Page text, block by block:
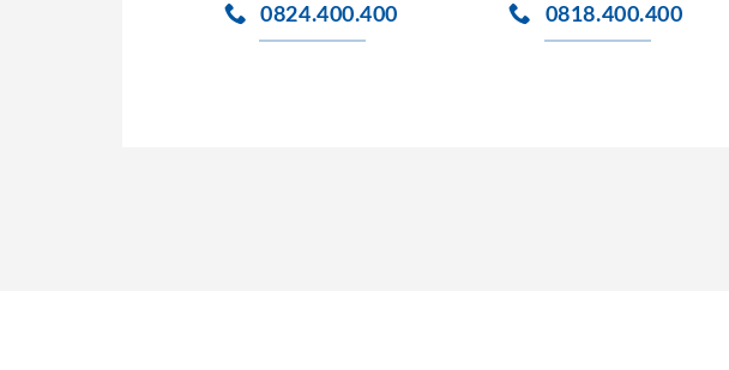
0824.400.400 0818.400.400